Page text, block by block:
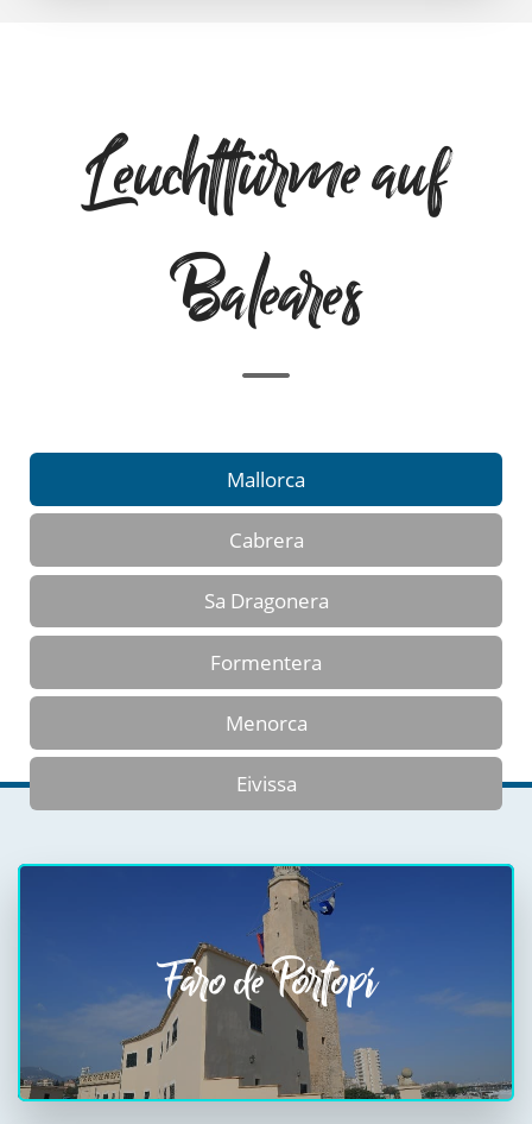
Leuchttürme auf
Baleares
Mallorca
Cabrera
Sa Dragonera
Formentera
Menorca
Eivissa
Faro de Portopí